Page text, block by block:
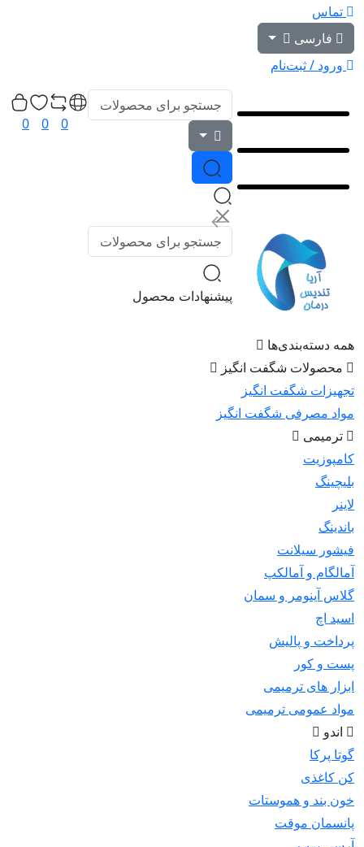
تماس
فارسی
ورود / ثبت‌نام
پیشنهادات محصول
0
0
0
همه دسته‌بندی‌ها
محصولات شگفت انگیز
تجهیزات شگفت انگیز
مواد مصرفی شگفت انگیز
ترمیمی
کامپوزیت
بلیچینگ
لاینر
باندینگ
فیشور سیلانت
آمالگام و آمالکپ
گلاس آینومر و سمان
اسید اچ
پرداخت و پالیش
پست و کور
ابزار های ترمیمی
مواد عمومی ترمیمی
اندو
گوتا پرکا
کن کاغذی
خون بند و هموستات
پانسمان موقت